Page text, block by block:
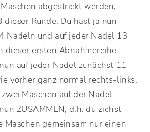
abgestrickt werden,
dieser Runde. Du hast ja nun
Nadeln und auf jeder Nadel 13
dieser ersten Abnahmereihe
auf jeder Nadel zunächst 11
vorher ganz normal rechts-links.
Maschen auf der Nadel
ZUSAMMEN, d.h. du ziehst
Maschen gemeinsam nur einen